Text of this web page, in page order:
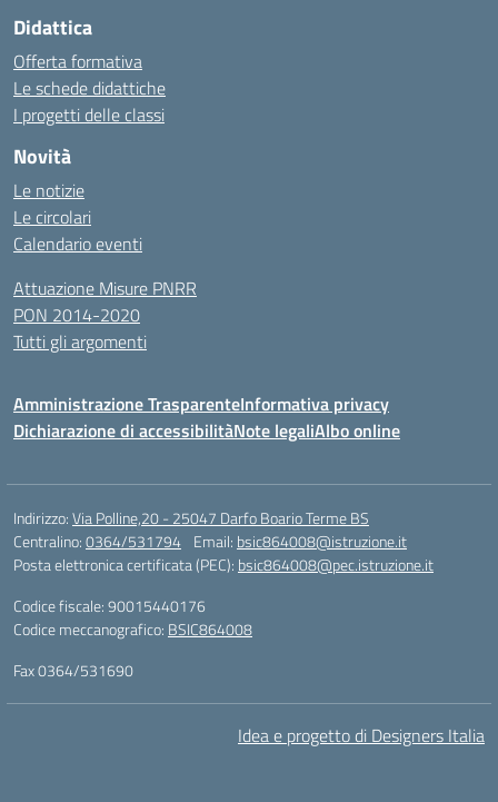
Didattica
Offerta formativa
Le schede didattiche
I progetti delle classi
Novità
Le notizie
Le circolari
Calendario eventi
Attuazione Misure PNRR
PON 2014-2020
Tutti gli argomenti
Amministrazione TrasparenteInformativa privacy
Dichiarazione di accessibilitàNote legaliAlbo online
Indirizzo:Via Polline,20 - 25047 Darfo Boario Terme BS
Centralino:0364/531794 Email: bsic864008@istruzione.it
Posta elettronica certificata (PEC): bsic864008@pec.istruzione.it
Codice fiscale: 90015440176
Codice meccanografico: BSIC864008
Fax 0364/531690
Idea e progetto di Designers Italia